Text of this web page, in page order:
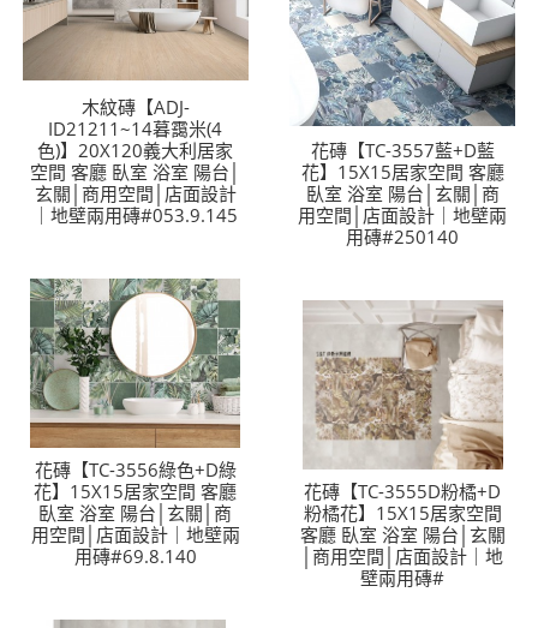
木紋磚【ADJ-
ID21211~14暮靄米(4
色)】20X120義大利居家
空間 客廳 臥室 浴室 陽台│
玄關│商用空間│店面設計
｜地壁兩用磚#053.9.145
花磚【TC-3557藍+D藍
花】15X15居家空間 客廳
臥室 浴室 陽台│玄關│商
用空間│店面設計｜地壁兩
用磚#250140
花磚【TC-3556綠色+D綠
花】15X15居家空間 客廳
臥室 浴室 陽台│玄關│商
用空間│店面設計｜地壁兩
用磚#69.8.140
花磚【TC-3555D粉橘+D
粉橘花】15X15居家空間
客廳 臥室 浴室 陽台│玄關
│商用空間│店面設計｜地
壁兩用磚#